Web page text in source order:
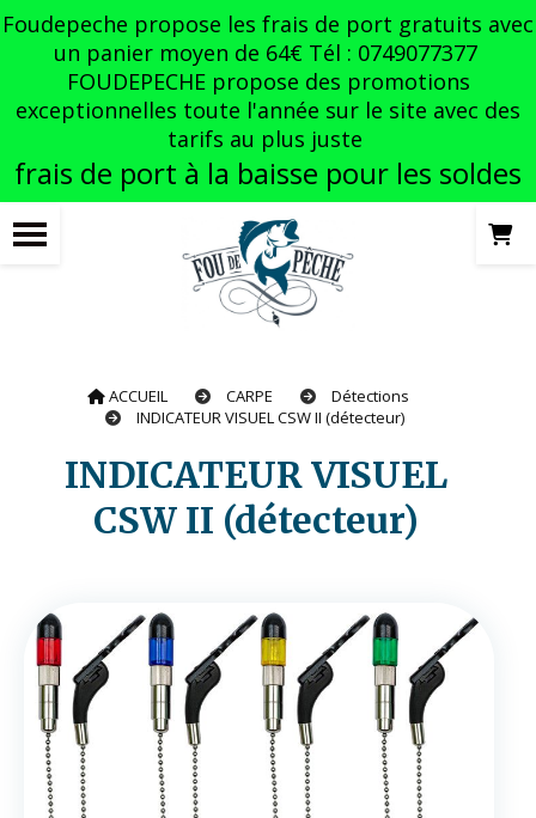
Foudepeche propose les frais de port gratuits avec
un panier moyen de 64€ Tél : 0749077377
FOUDEPECHE propose des promotions
exceptionnelles toute l'année sur le site avec des
tarifs au plus juste
frais de port à la baisse pour les soldes
ACCUEIL CARPE
Détections
INDICATEUR VISUEL CSW II (détecteur)
INDICATEUR VISUEL
CSW II (détecteur)